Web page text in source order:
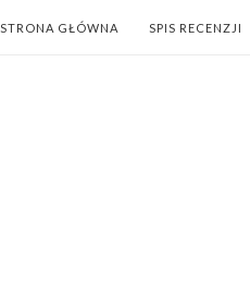
STRONA GŁÓWNA SPIS RECENZJI